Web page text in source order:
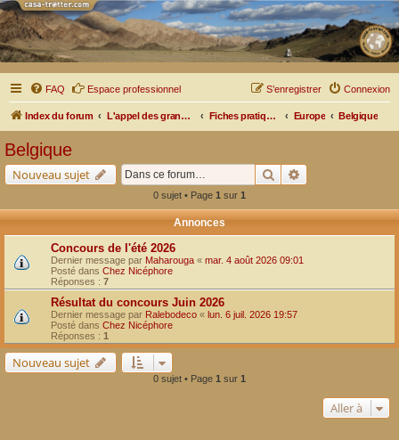
FAQ Espace professionnel Connexion
S’enregistrer
Index du forum L'appel des grands espaces Fiches pratiques par pays, pistes et bivouacs Europe Belgique
Belgique
Nouveau sujet Rechercher
0 sujet • Page 1 sur 1
Annonces
Concours de l'été 2026
Dernier message par Maharouga « mar. 4 août 2026 09:01
Posté dans Chez Nicéphore
Réponses : 7
Résultat du concours Juin 2026
Dernier message par Ralebodeco « lun. 6 juil. 2026 19:57
Posté dans Chez Nicéphore
Réponses : 1
Nouveau sujet
0 sujet • Page 1 sur 1
Aller à